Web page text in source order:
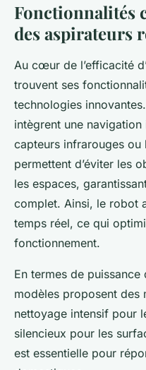
Fonctionnalités
des aspirateurs
Au cœur de l’efficacité
trouvent ses
technologies
intègrent une
capteurs infrarouges ou
permettent d’éviter les
les espaces,
complet. Ainsi, le robot
temps réel, ce qui
fonctionnement.
En termes de puissance
modèles proposent des
nettoyage intensif pour
silencieux pour les
est essentielle pour